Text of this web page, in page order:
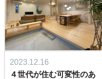
2023.12.16
４世代が住む可変性のあ